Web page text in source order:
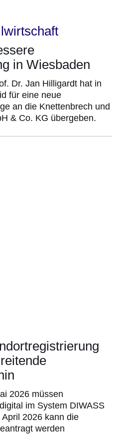
in Wiesbaden
Dr. Jan Hilligardt hat in
für eine neue
an die Knettenbrech und
& Co. KG übergeben.
2026 müssen
im System DIWASS
2026 kann die
werden